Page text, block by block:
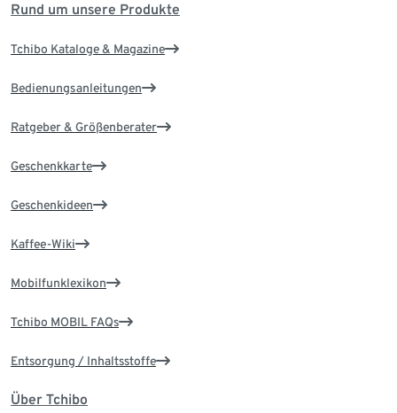
Rund um unsere Produkte
Tchibo Kataloge & Magazine
Bedienungsanleitungen
Ratgeber & Größenberater
Geschenkkarte
Geschenkideen
Kaffee-Wiki
Mobilfunklexikon
Tchibo MOBIL FAQs
Entsorgung / Inhaltsstoffe
Über Tchibo